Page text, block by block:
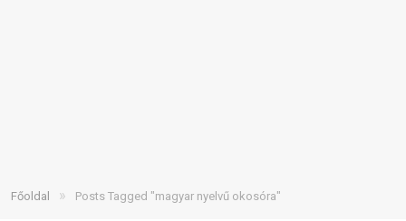
Főoldal » Posts Tagged "magyar nyelvű okosóra"